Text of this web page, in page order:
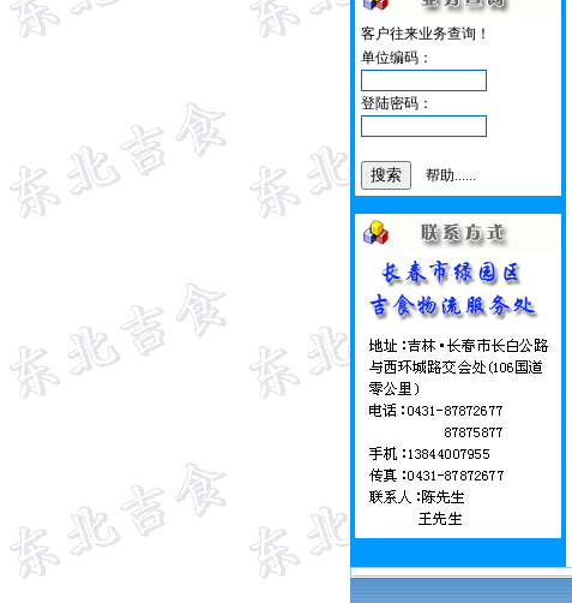
客户往来业务查询！
单位编码：
登陆密码：
帮助......